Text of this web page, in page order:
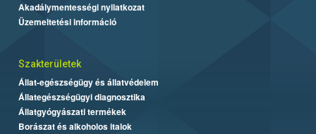
Akadálymentességi nyilatkozat
Üzemeltetési információ
Szakterületek
Állat-egészségügy és állatvédelem
Állategészségügyi diagnosztika
Állatgyógyászati termékek
Borászat és alkoholos italok